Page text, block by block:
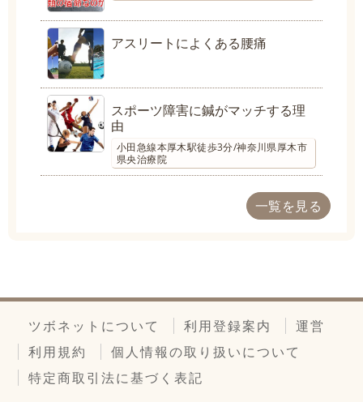
アスリートによくある腰痛
スポーツ障害に鍼がマッチする理
由
小田急線本厚木駅徒歩3分/神奈川県厚木市
県央治療院
一覧を見る
ツボネットについて 利用登録案内
運営
利用規約
個人情報の取り扱いについて
特定商取引法に基づく表記